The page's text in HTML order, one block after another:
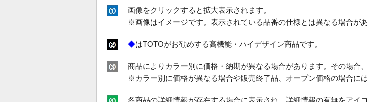
画像をクリックすると拡大表示されます。
※画像はイメージです。表示されている品番の仕様とは異なる場合があ
◆はTOTOがお勧めする高機能・ハイデザイン商品です。
商品によりカラー別に価格・納期が異なる場合があります。その場合
※カラー別に価格が異なる場合や販売終了品、オープン価格の場合に
各商品の詳細情報が存在する場合に表示され、詳細情報の有無をアイ